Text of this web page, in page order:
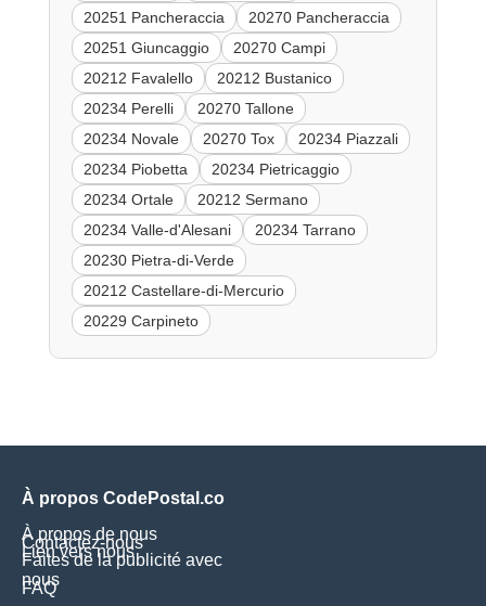
20251 Pancheraccia
20270 Pancheraccia
20251 Giuncaggio
20270 Campi
20212 Favalello
20212 Bustanico
20234 Perelli
20270 Tallone
20234 Novale
20270 Tox
20234 Piazzali
20234 Piobetta
20234 Pietricaggio
20234 Ortale
20212 Sermano
20234 Valle-d'Alesani
20234 Tarrano
20230 Pietra-di-Verde
20212 Castellare-di-Mercurio
20229 Carpineto
À propos CodePostal.co
À propos de nous
Contactez-nous
Lien vers nous
Faites de la publicité avec
nous
FAQ